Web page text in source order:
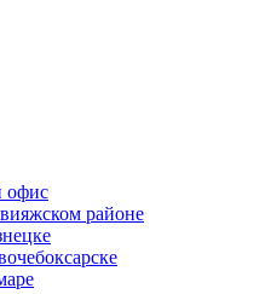
офис
районе